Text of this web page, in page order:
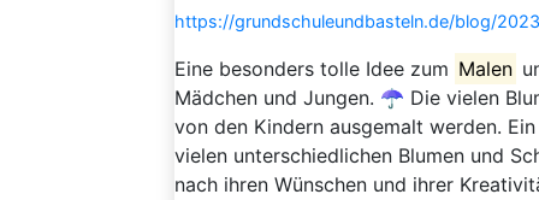
https://grundschuleundbasteln.de/blog/
Eine besonders tolle Idee zum Malen
Mädchen und Jungen. ☂️ Die vielen
von den Kindern ausgemalt werden.
vielen unterschiedlichen Blumen und
nach ihren Wünschen und ihrer